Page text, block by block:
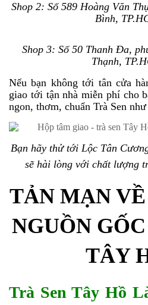
Shop 2: Số 589 Hoàng Văn
Bình,
Shop 3: Số 50 Thanh Đa,
Thạnh,
Nếu bạn không tới tân cửa h
giao tới tận nhà miễn phí cho b
ngon, thơm, chuẩn Trà Sen như
Bạn hãy thử tới Lộc Tân
sẽ hài lòng với chất lượng
TẢN MẠN
NGUỒN
TÂY
Trà Sen Tây Hồ